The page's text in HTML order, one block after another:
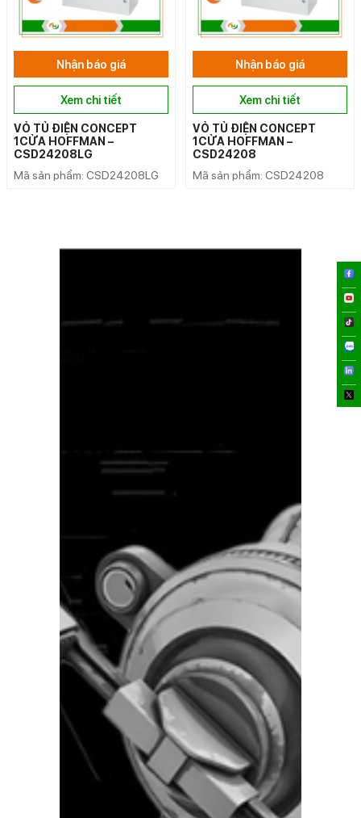
Nhận báo giá
Xem chi tiết
VỎ TỦ ĐIỆN CONCEPT
1CỬA HOFFMAN –
CSD24208LG
Mã sản phẩm: CSD24208LG
Nhận báo giá
Xem chi tiết
VỎ TỦ ĐIỆN CONCEPT
1CỬA HOFFMAN –
CSD24208
Mã sản phẩm: CSD24208